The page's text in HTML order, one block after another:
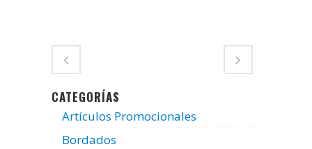
CATEGORÍAS
Artículos Promocionales
Bordados